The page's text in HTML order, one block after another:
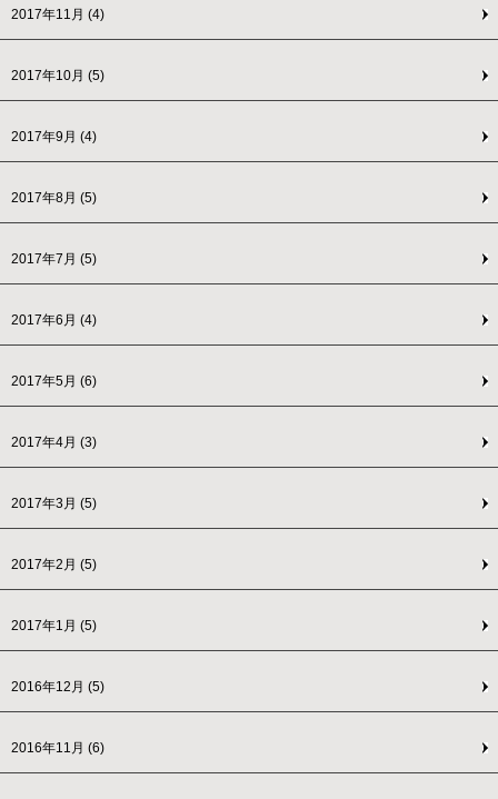
2017年11月 (4)
2017年10月 (5)
2017年9月 (4)
2017年8月 (5)
2017年7月 (5)
2017年6月 (4)
2017年5月 (6)
2017年4月 (3)
2017年3月 (5)
2017年2月 (5)
2017年1月 (5)
2016年12月 (5)
2016年11月 (6)